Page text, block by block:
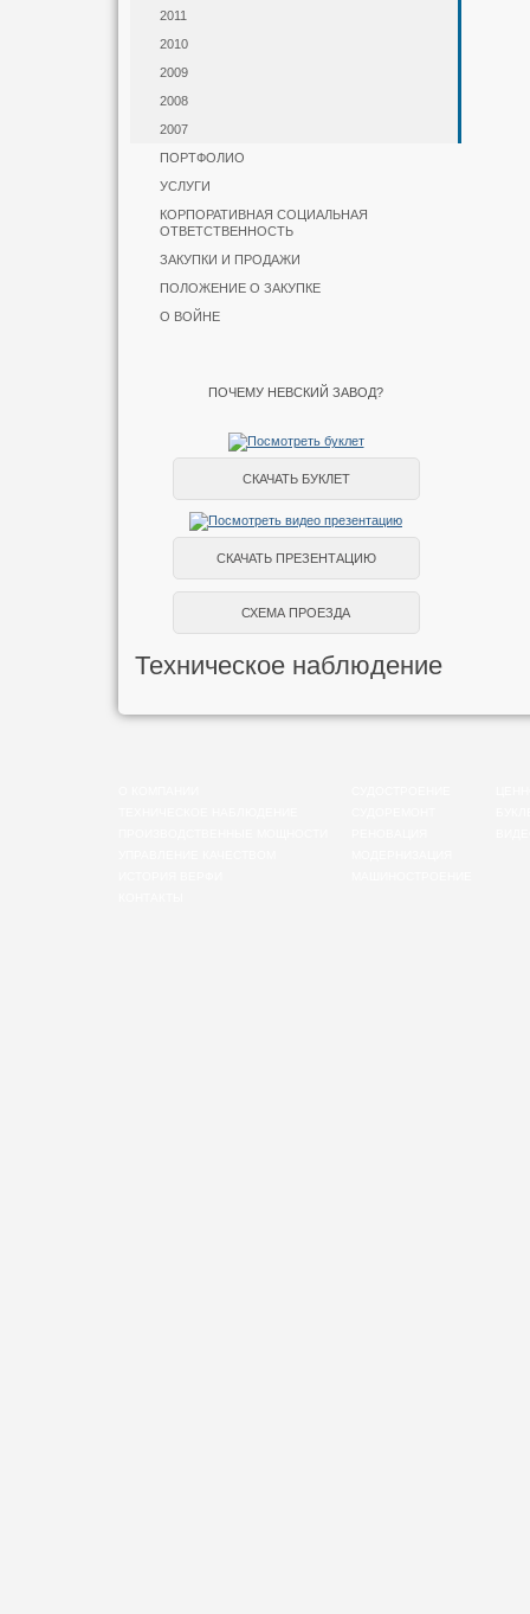
2011
2010
2009
2008
2007
ПОРТФОЛИО
УСЛУГИ
КОРПОРАТИВНАЯ СОЦИАЛЬНАЯ
ОТВЕТСТВЕННОСТЬ
ЗАКУПКИ И ПРОДАЖИ
ПОЛОЖЕНИЕ О ЗАКУПКЕ
О ВОЙНЕ
ПОЧЕМУ НЕВСКИЙ ЗАВОД?
СКАЧАТЬ БУКЛЕТ
СКАЧАТЬ ПРЕЗЕНТАЦИЮ
СХЕМА ПРОЕЗДА
Техническое наблюдение